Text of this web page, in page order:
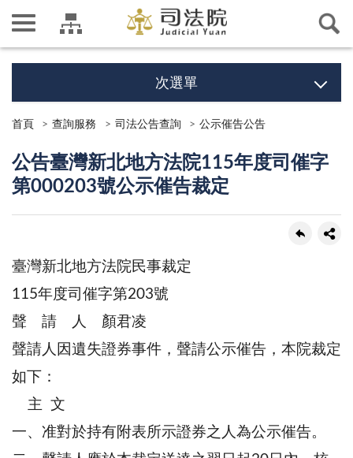
次選單
首頁 查詢服務 司法公告查詢 公示催告公告
公告臺灣新北地方法院115年度司催字
第000203號公示催告裁定
臺灣新北地方法院民事裁定
115年度司催字第203號
聲 請 人 顏君凌
聲請人因遺失證券事件，聲請公示催告，本院裁定
如下：
主 文
一、准對於持有附表所示證券之人為公示催告。